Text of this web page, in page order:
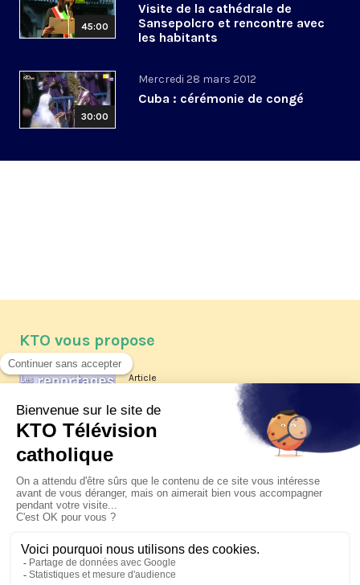
45:00
Visite de la cathédrale de
Sansepolcro et rencontre avec
les habitants
30:00
Mercredi 28 mars 2012
Cuba : cérémonie de congé
KTO vous propose
Article
Les reportages d'été 2026 de KTO
XIV à Assise à suivre sur KTO le
jeudi 6 août
Le pape en Uruguay, Argentine et
Pérou du 6 au 17 novembre 2026